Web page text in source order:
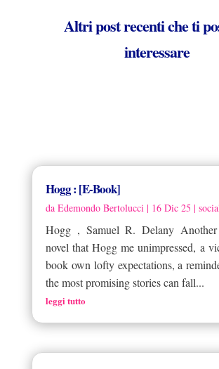
Altri post recenti che ti
interessare
Hogg : [E-Book]
da Edemondo Bertolucci| 16 Dic 25 |
Hogg , Samuel R. Delany Another
novel that Hogg me unimpressed, a
book own lofty expectations, a
the most promising stories can fall...
leggi tutto